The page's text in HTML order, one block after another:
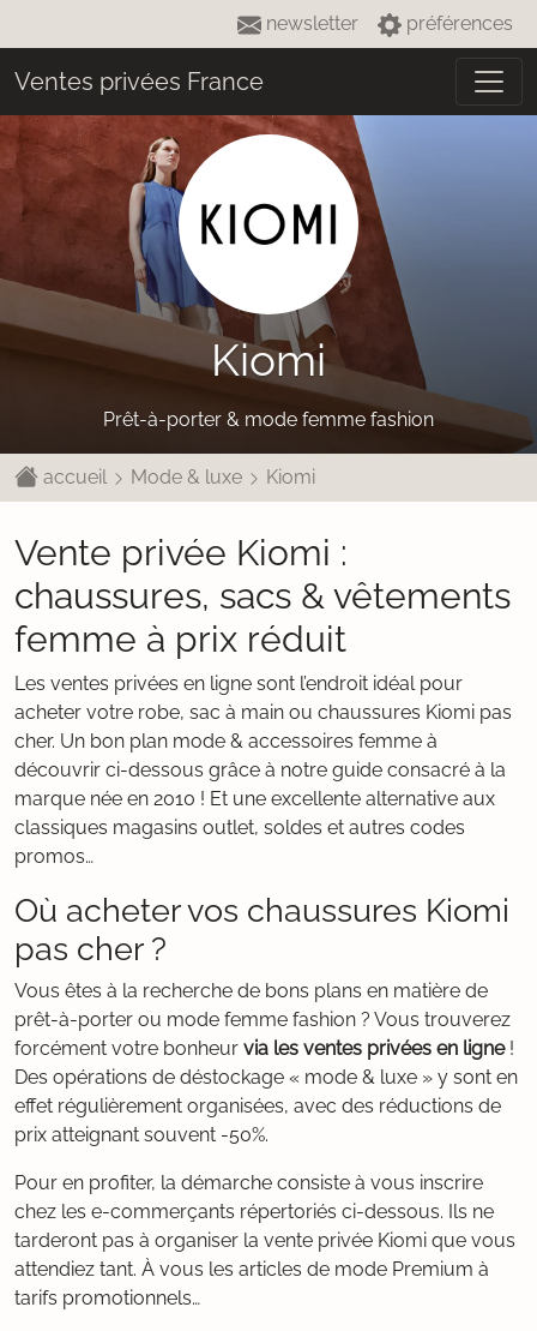
newsletter préférences
Ventes privées France
Kiomi
Prêt-à-porter & mode femme fashion
accueil Mode & luxe Kiomi
Vente privée Kiomi :
chaussures, sacs & vêtements
femme à prix réduit
Les ventes privées en ligne sont l’endroit idéal pour
acheter votre robe, sac à main ou chaussures Kiomi pas
cher. Un bon plan mode & accessoires femme à
découvrir ci-dessous grâce à notre guide consacré à la
marque née en 2010 ! Et une excellente alternative aux
classiques magasins outlet, soldes et autres codes
promos…
Où acheter vos chaussures Kiomi
pas cher ?
Vous êtes à la recherche de bons plans en matière de
prêt-à-porter ou mode femme fashion ? Vous trouverez
forcément votre bonheur via les ventes privées en ligne!
Des opérations de déstockage « mode & luxe » y sont en
effet régulièrement organisées, avec des réductions de
prix atteignant souvent -50%.
Pour en profiter, la démarche consiste à vous inscrire
chez les e-commerçants répertoriés ci-dessous. Ils ne
tarderont pas à organiser la vente privée Kiomi que vous
attendiez tant. À vous les articles de mode Premium à
tarifs promotionnels…